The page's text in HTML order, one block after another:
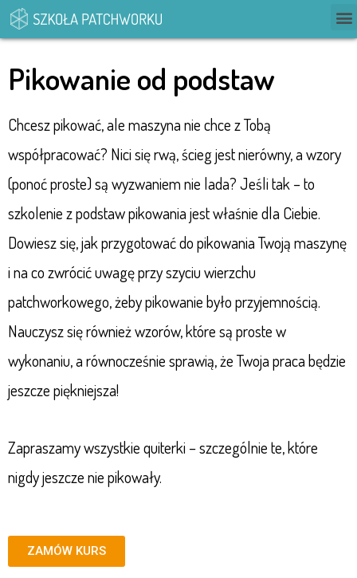
Pikowanie od podstaw
Chcesz pikować, ale maszyna nie chce z Tobą
współpracować? Nici się rwą, ścieg jest nierówny, a wzory
(ponoć proste) są wyzwaniem nie lada? Jeśli tak – to
szkolenie z podstaw pikowania jest właśnie dla Ciebie.
Dowiesz się, jak przygotować do pikowania Twoją maszynę
i na co zwrócić uwagę przy szyciu wierzchu
patchworkowego, żeby pikowanie było przyjemnością.
Nauczysz się również wzorów, które są proste w
wykonaniu, a równocześnie sprawią, że Twoja praca będzie
jeszcze piękniejsza!
Zapraszamy wszystkie quiterki – szczególnie te, które
nigdy jeszcze nie pikowały.
ZAMÓW KURS